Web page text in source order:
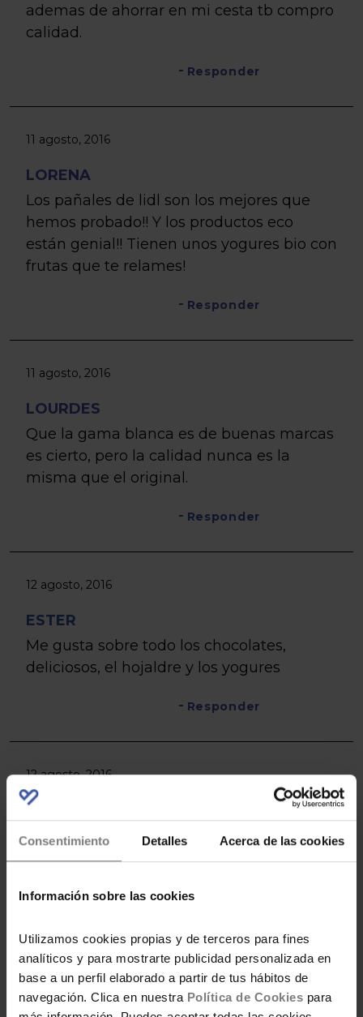
Consentimiento Detalles Acerca de las cookies
Información sobre las cookies
Utilizamos cookies propias y de terceros para fines
analíticos y para mostrarte publicidad personalizada en
base a un perfil elaborado a partir de tus hábitos de
navegación. Clica en nuestra Política de Cookies para
ademas de ahorrar en mi cesta tb compro
calidad.
Responder
11 agosto, 2016
LORENA
Los pañales de lidl son los mejores que
hemos probado!! Y los productos eco
están genial!! Tienen unos yogures bio con
frutas que te relames!
Responder
11 agosto, 2016
LOURDES
Que la gama blanca es de buenas marcas
es cierto, pero la calidad nunca es la
misma que el original.
Responder
12 agosto, 2016
ESTER
Me gusta sobre todo los chocolates,
deliciosos, el hojaldre y los yogures
Responder
12 agosto, 2016
OLGA NAVARRO
Quien hace los productos de cosmética
lidl y mercadona??
Responder
12 agosto, 2016
ESTIBALIZ